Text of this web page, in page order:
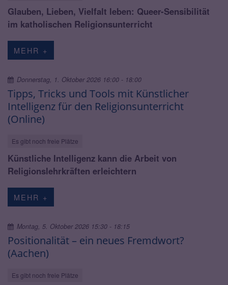
Glauben, Lieben, Vielfalt leben: Queer-Sensibilität
im katholischen Religionsunterricht
MEHR +
Tipps, Tricks und Tools mit Künstlicher
Intelligenz für den Religionsunterricht
(Online)
Es gibt noch freie Plätze
Donnerstag, 1. Oktober 2026 16:00 - 18:00
Künstliche Intelligenz kann die Arbeit von
Religionslehrkräften erleichtern
MEHR +
Positionalität – ein neues Fremdwort?
(Aachen)
Es gibt noch freie Plätze
Montag, 5. Oktober 2026 15:30 - 18:15